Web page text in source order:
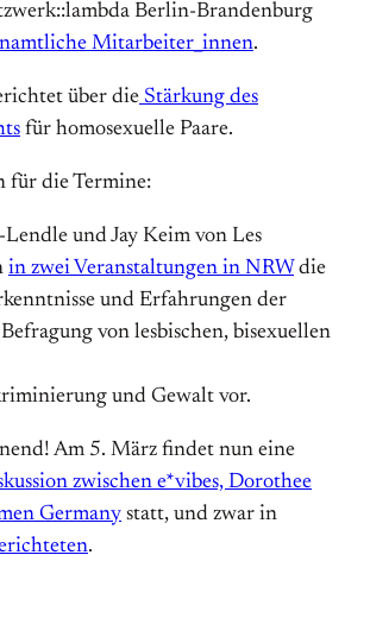
Berlin-Brandenburg
Mitarbeiter_innen.
über die Stärkung des
für homosexuelle Paare.
für die Termine:
Lendle und Jay Keim von Les
in zwei Veranstaltungen in NRW die
und Erfahrungen der
von lesbischen, bisexuellen
und Gewalt vor.
Am 5. März findet nun eine
zwischen e*vibes, Dorothee
Germany statt, und zwar in
.